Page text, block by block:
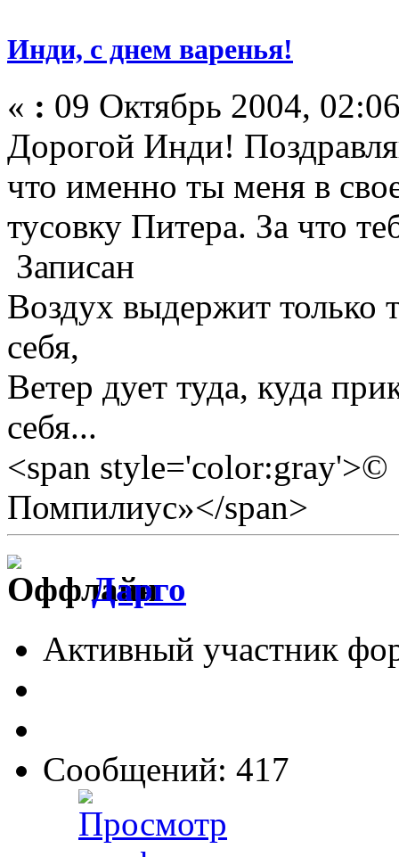
Инди, с днем варенья!
« : 09 Октябрь 2004,
Дорогой Инди!
что именно ты меня в
тусовку Питера. За что
Записан
Воздух выдержит только
себя,
Ветер дует туда, куда
себя...
<span style='color:gray'>©
Помпилиус»</span>
Дарго
Активный участник
Сообщений: 417